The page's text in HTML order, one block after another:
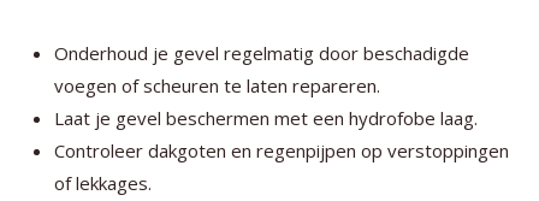
Onderhoud je gevel regelmatig door beschadigde
voegen of scheuren te laten repareren.
Laat je gevel beschermen met een hydrofobe laag.
Controleer dakgoten en regenpijpen op verstoppingen
of lekkages.